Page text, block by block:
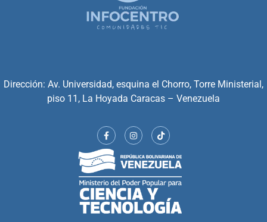
Dirección: Av. Universidad, esquina el Chorro, Torre Ministerial,
piso 11, La Hoyada Caracas – Venezuela